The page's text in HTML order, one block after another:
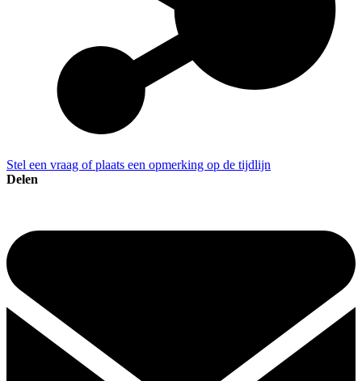
Stel een vraag of plaats een opmerking op de tijdlijn
Delen